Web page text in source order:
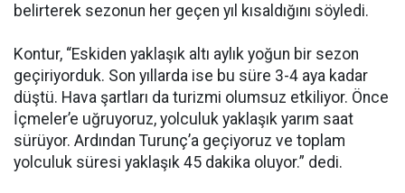
belirterek sezonun her geçen yıl kısaldığını söyledi.
Kontur, “Eskiden yaklaşık altı aylık yoğun bir sezon
geçiriyorduk. Son yıllarda ise bu süre 3-4 aya kadar
düştü. Hava şartları da turizmi olumsuz etkiliyor. Önce
İçmeler’e uğruyoruz, yolculuk yaklaşık yarım saat
sürüyor. Ardından Turunç’a geçiyoruz ve toplam
yolculuk süresi yaklaşık 45 dakika oluyor.” dedi.